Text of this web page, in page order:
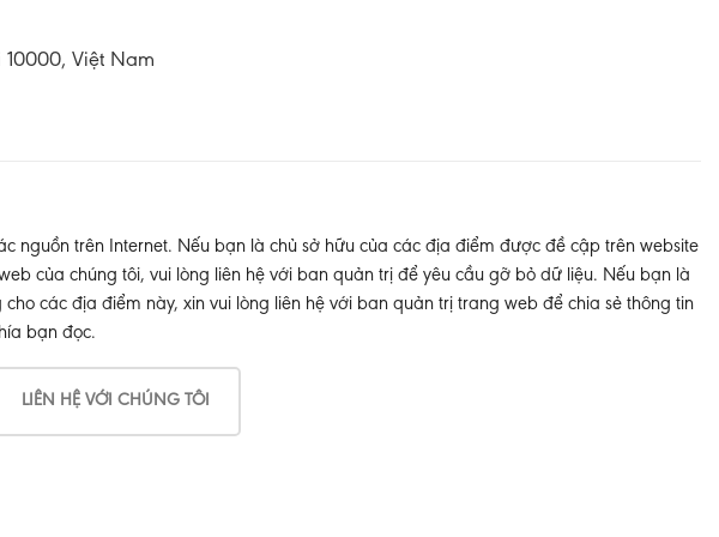
Việt Nam
nguồn trên Internet. Nếu bạn là chủ sở hữu của các địa điểm được đề cập trên website
của chúng tôi, vui lòng liên hệ với ban quản trị để yêu cầu gỡ bỏ dữ liệu. Nếu bạn là
các địa điểm này, xin vui lòng liên hệ với ban quản trị trang web để chia sẻ thông tin
bạn đọc.
LIÊN HỆ VỚI CHÚNG TÔI